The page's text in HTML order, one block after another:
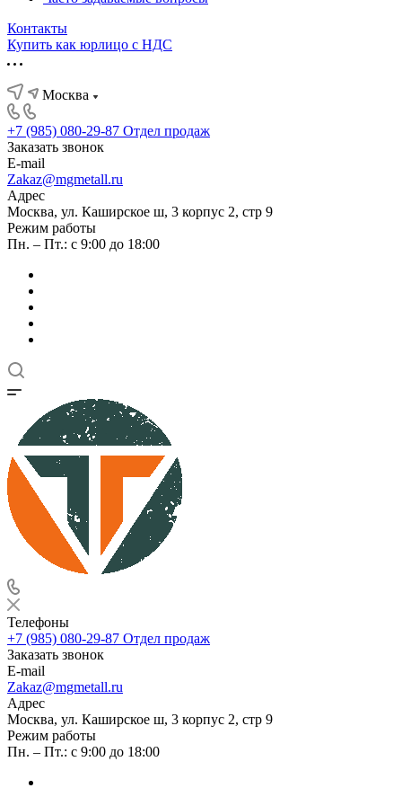
Контакты
Купить как юрлицо с НДС
Москва
+7 (985) 080-29-87 Отдел продаж
Заказать звонок
E-mail
Zakaz@mgmetall.ru
Адрес
Москва, ул. Каширское ш, 3 корпус 2, стр 9
Режим работы
Пн. – Пт.: с 9:00 до 18:00
Телефоны
+7 (985) 080-29-87 Отдел продаж
Заказать звонок
E-mail
Zakaz@mgmetall.ru
Адрес
Москва, ул. Каширское ш, 3 корпус 2, стр 9
Режим работы
Пн. – Пт.: с 9:00 до 18:00